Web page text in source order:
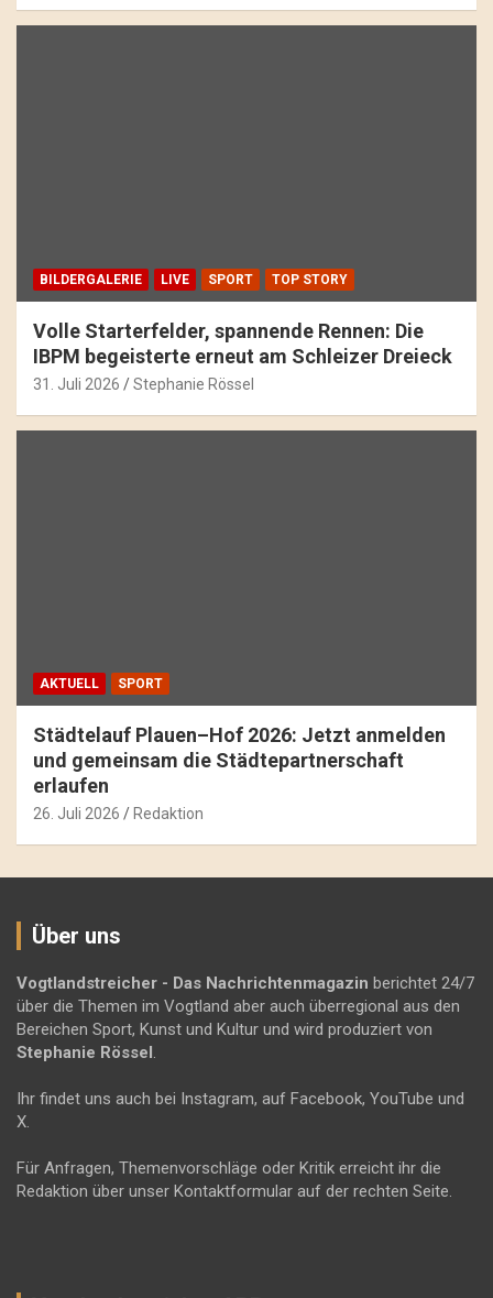
BILDERGALERIE LIVE SPORT TOP STORY
Volle Starterfelder, spannende Rennen: Die
IBPM begeisterte erneut am Schleizer Dreieck
31. Juli 2026 Stephanie Rössel
AKTUELL SPORT
Städtelauf Plauen–Hof 2026: Jetzt anmelden
und gemeinsam die Städtepartnerschaft
erlaufen
26. Juli 2026 Redaktion
Über uns
Vogtlandstreicher - Das Nachrichtenmagazin berichtet 24/7
über die Themen im Vogtland aber auch überregional aus den
Bereichen Sport, Kunst und Kultur und wird produziert von
Stephanie Rössel .
Ihr findet uns auch bei Instagram, auf Facebook, YouTube und
X.
Für Anfragen, Themenvorschläge oder Kritik erreicht ihr die
Redaktion über unser Kontaktformular auf der rechten Seite.